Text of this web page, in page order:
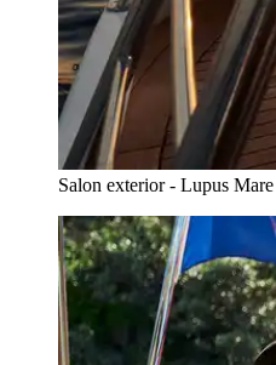
Salon exterior - Lupus Mare